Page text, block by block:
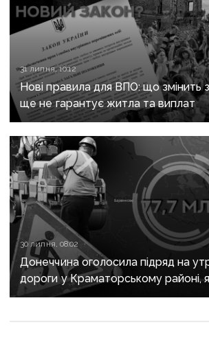
31 липня, 10:12
Нові правила для ВПО: що змінить
ще не гарантує житла та виплат
30 липня, 08:02
Донеччина оголосила підряд на
дороги у Краматорському районі,
вже ремонтували